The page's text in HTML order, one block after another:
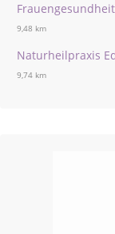
9,48 km
Naturheilpraxis
9,74 km